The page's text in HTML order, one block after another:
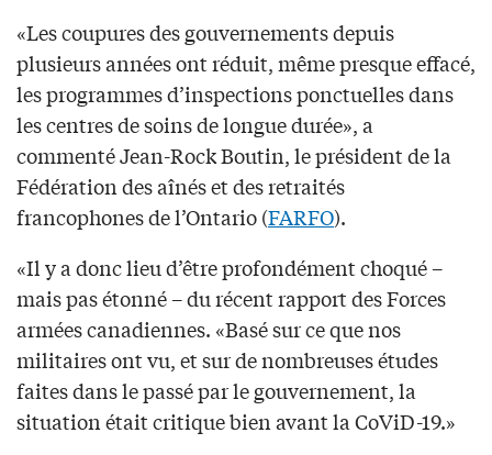
«Les coupures des gouvernements depuis
plusieurs années ont réduit, même presque effacé,
les programmes d’inspections ponctuelles dans
les centres de soins de longue durée», a
commenté Jean-Rock Boutin, le président de la
Fédération des aînés et des retraités
francophones de l’Ontario (FARFO).
«Il y a donc lieu d’être profondément choqué –
mais pas étonné – du récent rapport des Forces
armées canadiennes. «Basé sur ce que nos
militaires ont vu, et sur de nombreuses études
faites dans le passé par le gouvernement, la
situation était critique bien avant la CoViD-19.»